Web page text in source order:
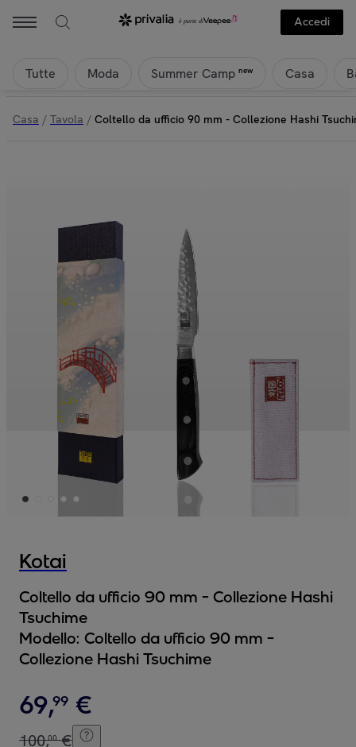
Accedi
Tutte Moda Summer Camp new Casa
Casa / Tavola / Coltello da ufficio 90 mm - Collezione Hashi
Kotai
Coltello da ufficio 90 mm - Collezione Hashi
Tsuchime
Modello: Coltello da ufficio 90 mm -
Collezione Hashi Tsuchime
69,99 €
100,00 €